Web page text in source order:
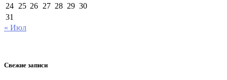
24 25 26 27 28 29 30
31
« Июл
Свежие записи